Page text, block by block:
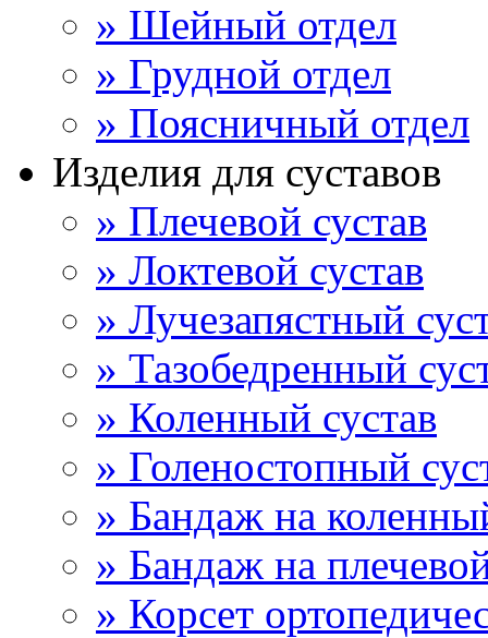
» Шейный отдел
» Грудной отдел
» Поясничный отдел
Изделия для суставов
» Плечевой сустав
» Локтевой сустав
» Лучезапястный
» Тазобедренный
» Коленный сустав
» Голеностопный
» Бандаж на
» Бандаж на
» Корсет